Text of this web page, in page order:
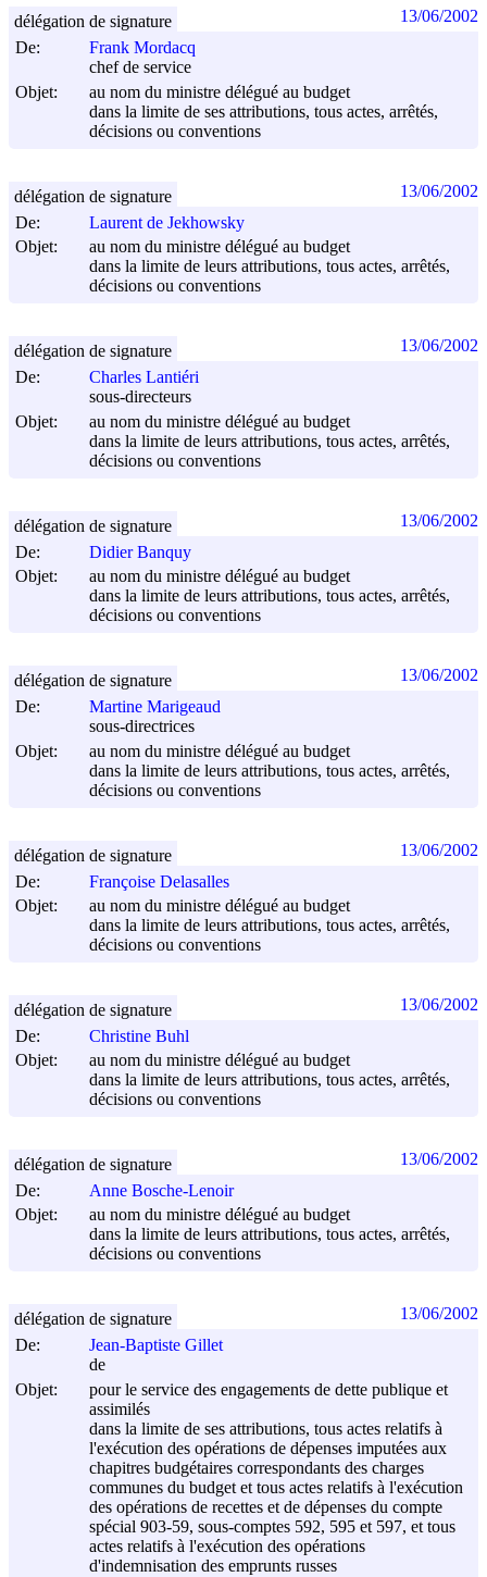
De:
Frank Mordacq
chef de service
Objet:
au nom du ministre délégué au budget
dans la limite de ses attributions, tous actes, arrêtés,
décisions ou conventions
délégation de signature 13/06/2002
De:
Laurent de Jekhowsky
Objet:
au nom du ministre délégué au budget
dans la limite de leurs attributions, tous actes, arrêtés,
décisions ou conventions
délégation de signature 13/06/2002
De:
Charles Lantiéri
sous-directeurs
Objet:
au nom du ministre délégué au budget
dans la limite de leurs attributions, tous actes, arrêtés,
décisions ou conventions
délégation de signature 13/06/2002
De:
Didier Banquy
Objet:
au nom du ministre délégué au budget
dans la limite de leurs attributions, tous actes, arrêtés,
décisions ou conventions
délégation de signature 13/06/2002
De:
Martine Marigeaud
sous-directrices
Objet:
au nom du ministre délégué au budget
dans la limite de leurs attributions, tous actes, arrêtés,
décisions ou conventions
délégation de signature 13/06/2002
De:
Françoise Delasalles
Objet:
au nom du ministre délégué au budget
dans la limite de leurs attributions, tous actes, arrêtés,
décisions ou conventions
délégation de signature 13/06/2002
De:
Christine Buhl
Objet:
au nom du ministre délégué au budget
dans la limite de leurs attributions, tous actes, arrêtés,
décisions ou conventions
délégation de signature 13/06/2002
De:
Anne Bosche-Lenoir
Objet:
au nom du ministre délégué au budget
dans la limite de leurs attributions, tous actes, arrêtés,
décisions ou conventions
délégation de signature 13/06/2002
De:
Jean-Baptiste Gillet
de
Objet:
pour le service des engagements de dette publique et
assimilés
dans la limite de ses attributions, tous actes relatifs à
l'exécution des opérations de dépenses imputées aux
chapitres budgétaires correspondants des charges
communes du budget et tous actes relatifs à l'exécution
des opérations de recettes et de dépenses du compte
spécial 903-59, sous-comptes 592, 595 et 597, et tous
actes relatifs à l'exécution des opérations
d'indemnisation des emprunts russes
délégation de signature 13/06/2002